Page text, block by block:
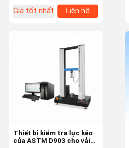
Giá tốt nhất
Liên hệ
Thiết bị kiểm tra lực kéo
của ASTM D903 cho vải